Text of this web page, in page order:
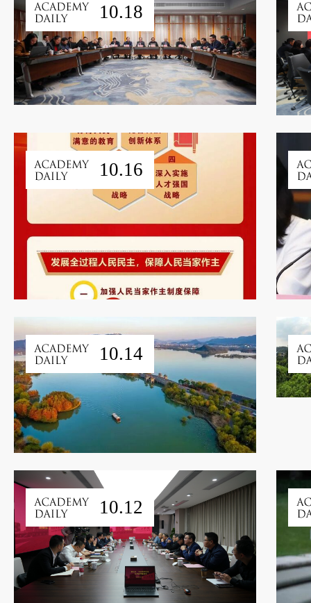
10.18
10.16
10.14
10.12